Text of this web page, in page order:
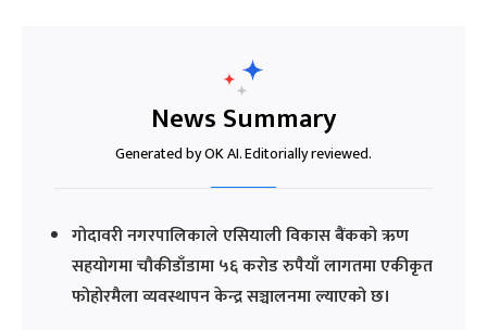
News Summary
Generated by OK AI. Editorially reviewed.
गोदावरी नगरपालिकाले एसियाली विकास बैंकको ऋण
सहयोगमा चौकीडाँडामा ५६ करोड रुपैयाँ लागतमा एकीकृत
फोहोरमैला व्यवस्थापन केन्द्र सञ्चालनमा ल्याएको छ।